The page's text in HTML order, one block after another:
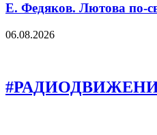
Е. Федяков. Лютова по-
06.08.2026